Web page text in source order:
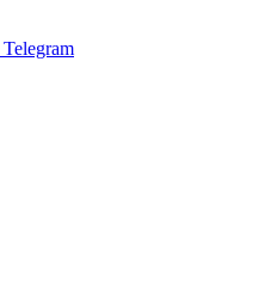
Telegram